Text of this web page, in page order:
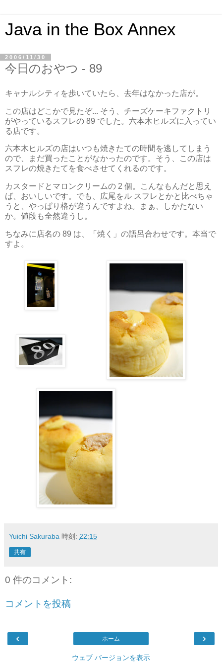
Java in the Box Annex
2006/11/30
今日のおやつ - 89
キャナルシティを歩いていたら、去年はなかった店が。
この店はどこかで見たぞ... そう、チーズケーキファクトリ
がやっているスフレの 89 でした。六本木ヒルズに入ってい
る店です。
六本木ヒルズの店はいつも焼きたての時間を逃してしまう
ので、まだ買ったことがなかったのです。そう、この店は
スフレの焼きたてを食べさせてくれるのです。
カスタードとマロンクリームの 2 個。こんなもんだと思え
ば、おいしいです。でも、広尾をル スフレとかと比べちゃ
うと、やっぱり格が違うんですよね。まぁ、しかたない
か。値段も全然違うし。
ちなみに店名の 89 は、「焼く」の語呂合わせです。本当で
すよ。
Yuichi Sakuraba 時刻: 22:15
共有
0 件のコメント:
コメントを投稿
‹ ›
ホーム
ウェブ バージョンを表示